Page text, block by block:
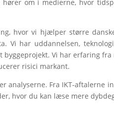
om i medierne, hvor
hvor vi hjælper større
Vi har uddannelsen,
Vi har erfaring fra
risici markant.
analyserne. Fra IKT-aftalerne
hvor du kan læse mere